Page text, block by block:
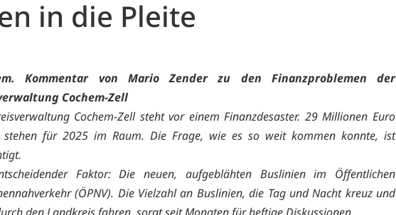
in die Pleite
Kommentar von Mario Zender zu den Finanzproblemen der
Cochem-Zell
Cochem-Zell steht vor einem Finanzdesaster. 29 Millionen Euro
stehen für 2025 im Raum. Die Frage, wie es so weit kommen konnte, ist
Faktor: Die neuen, aufgeblähten Buslinien im Öffentlichen
(ÖPNV). Die Vielzahl an Buslinien, die Tag und Nacht kreuz und